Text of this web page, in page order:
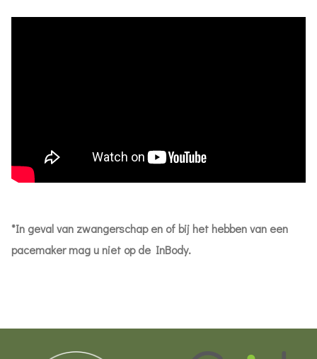
*In geval van zwangerschap en of bij het hebben van een
pacemaker mag u niet op de InBody.